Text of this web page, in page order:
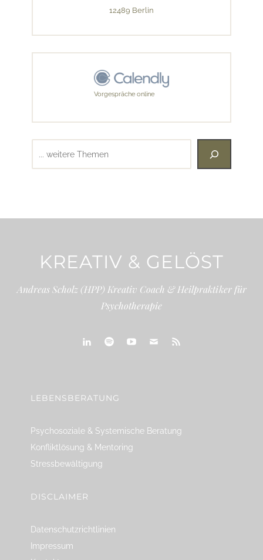
12489 Berlin
Vorgespräche online
KREATIV & GELÖST
Andreas Scholz (HPP) Kreativ Coach & Heilpraktiker für
Psychotherapie
LEBENSBERATUNG
Psychosoziale & Systemische Beratung
Konfliktlösung & Mentoring
Stressbewältigung
DISCLAIMER
Datenschutzrichtlinien
Impressum